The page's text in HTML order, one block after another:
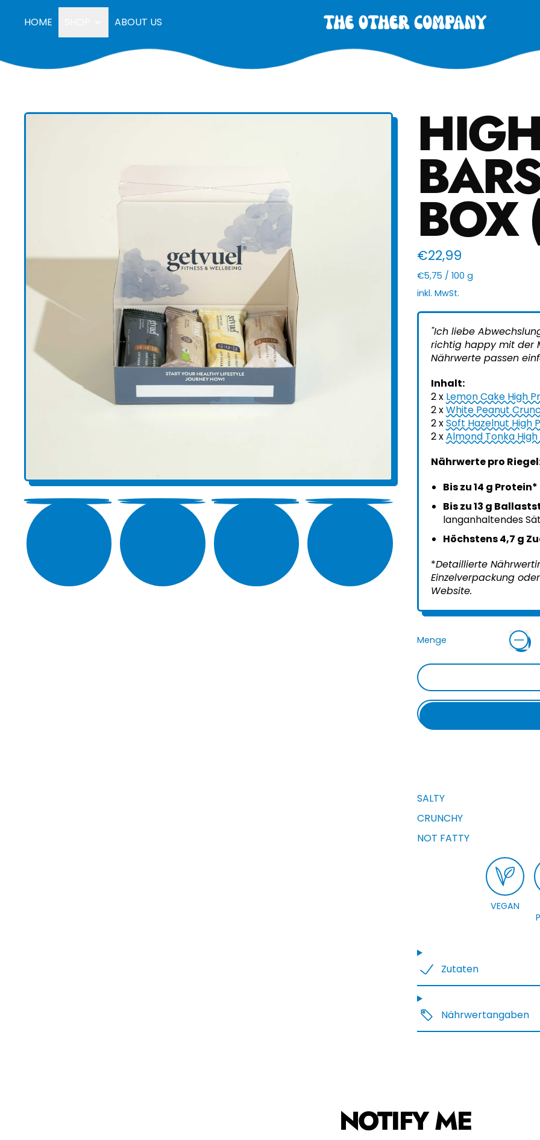
HOME ABOUT US
BOX
Normaler Preis
€22,99
Preis pro Einheit
€5,75 / pro
100 g
inkl. MwSt.
"Ich liebe
richtig happy mit der
Nährwerte passen
Inhalt:
2 x Lemon Cake High
2 xWhite Peanut
2 xSoft Hazelnut High
2 xAlmond Tonka
Nährwerte pro
Bis zu 14 g Protein*
Bis zu 13 g
langanhaltendes
Höchstens 4,7 g
*Detaillierte
Einzelverpackung
Website.
Menge
SALTY
CRUNCHY
NOT FATTY
VEGAN
Zutaten
Nährwertangaben
NOTIFY ME